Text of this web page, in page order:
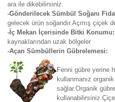
ara ile dikebilirsiniz.
-Gönderilecek Sümbül Soğanı
gelecek ürün soğandır.Açmış çiçek
-İç Mekan İçerisinde Bitki Konumu:
kaynaklarından uzak bölgeler
-Açan Sümbüllerin Gübrelemesi:
Fenni gübre yerine
kullanmanız
sağlar.Organik